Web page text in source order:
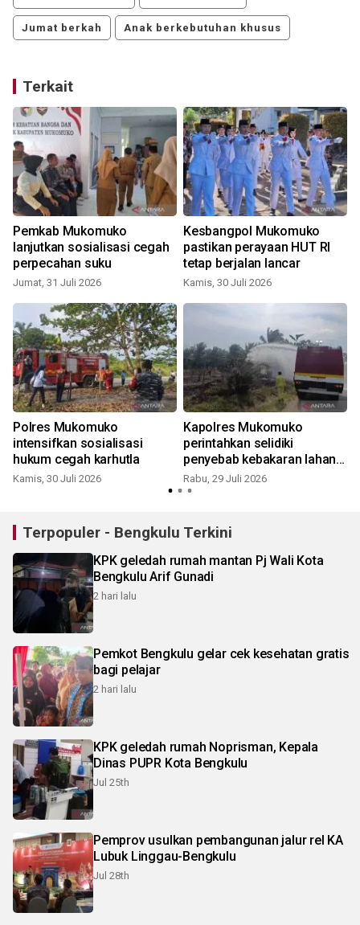
Jumat berkah Anak berkebutuhan khusus
Terkait
Pemkab Mukomuko
lanjutkan sosialisasi cegah
perpecahan suku
Jumat, 31 Juli 2026
Kesbangpol Mukomuko
pastikan perayaan HUT RI
tetap berjalan lancar
Kamis, 30 Juli 2026
Polres Mukomuko
intensifkan sosialisasi
hukum cegah karhutla
Kamis, 30 Juli 2026
Kapolres Mukomuko
perintahkan selidiki
penyebab kebakaran lahan
bandara
Rabu, 29 Juli 2026
Terpopuler - Bengkulu Terkini
KPK geledah rumah mantan Pj Wali Kota
Bengkulu Arif Gunadi
2 hari lalu
Pemkot Bengkulu gelar cek kesehatan gratis
bagi pelajar
2 hari lalu
KPK geledah rumah Noprisman, Kepala
Dinas PUPR Kota Bengkulu
Jul 25th
Pemprov usulkan pembangunan jalur rel KA
Lubuk Linggau-Bengkulu
Jul 28th